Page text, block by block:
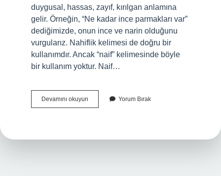
duygusal, hassas, zayıf, kırılgan anlamına
gelir. Örneğin, “Ne kadar ince parmakları var”
dediğimizde, onun ince ve narin olduğunu
vurgularız. Nahiflik kelimesi de doğru bir
kullanımdır. Ancak “naif” kelimesinde böyle
bir kullanım yoktur. Naif…
Devamını okuyun
Ve
Yorum Bırak